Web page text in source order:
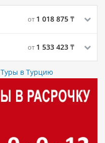
от 1 018 875 ₸
от 1 533 423 ₸
Туры в Турцию